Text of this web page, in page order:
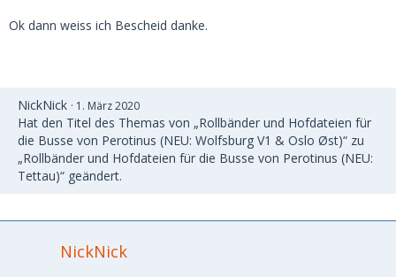
Ok dann weiss ich Bescheid danke.
NickNick 1. März 2020
Hat den Titel des Themas von „Rollbänder und Hofdateien für
die Busse von Perotinus (NEU: Wolfsburg V1 & Oslo Øst)“ zu
„Rollbänder und Hofdateien für die Busse von Perotinus (NEU:
Tettau)“ geändert.
NickNick